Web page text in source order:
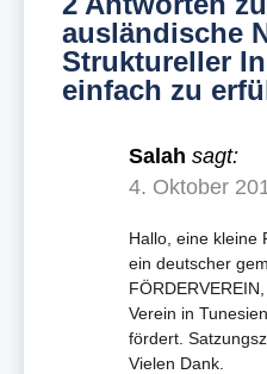
ausländische
Struktureller
einfach zu
Salah sagt:
4. Oktober
Hallo, eine kleine
ein deutscher
Verein in
fördert.
Vielen Dank.